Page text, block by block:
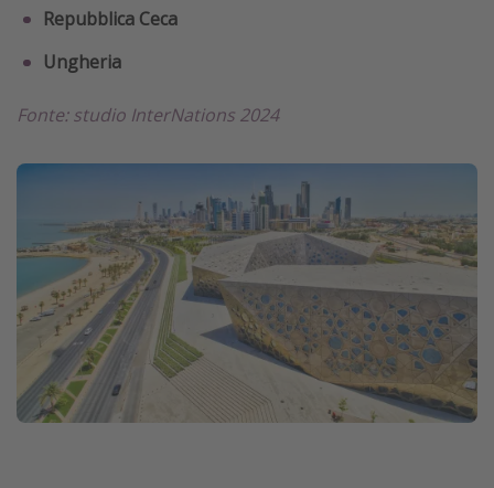
Repubblica Ceca
Ungheria
Fonte: studio InterNations 2024